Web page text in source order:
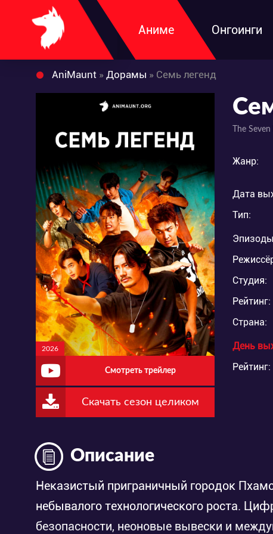
Аниме Онгоинги
AniMaunt » Дорамы » Семь легенд
2026
Смотреть трейлер
Скачать сезон целиком
The
Жанр:
Дата
Тип:
Студия:
Рейтинг:
Страна:
День
Рейтинг:
Описание
Неказистый приграничный городок
небывалого технологического роста.
безопасности, неоновые вывески и